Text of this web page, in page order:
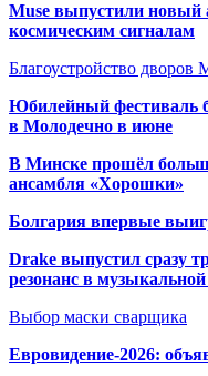
Muse выпустили
космическим сигналам
Благоустройство дворов
Юбилейный фестиваль
в Молодечно в июне
В Минске прошёл
ансамбля «Хорошки»
Болгария впервые
Drake выпустил сразу
резонанс в
Выбор маски сварщика
Евровидение-2026: